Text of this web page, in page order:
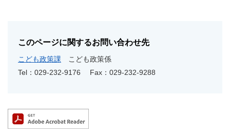
このページに関するお問い合わせ先
こども政策課
こども政策係
Tel：029-232-9176
Fax：029-232-9288